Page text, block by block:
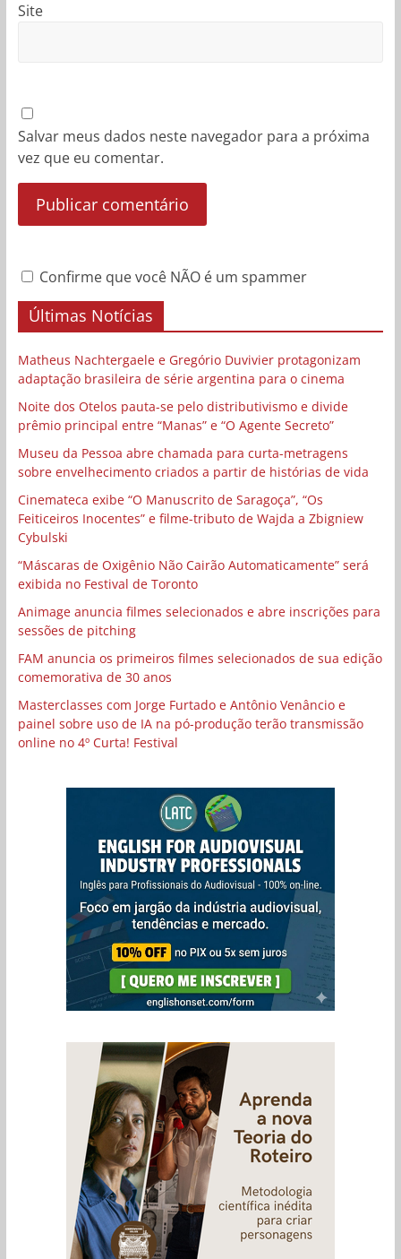
Site
Salvar meus dados neste navegador para a próxima
vez que eu comentar.
Confirme que você NÃO é um spammer
Últimas Notícias
Matheus Nachtergaele e Gregório Duvivier protagonizam
adaptação brasileira de série argentina para o cinema
Noite dos Otelos pauta-se pelo distributivismo e divide
prêmio principal entre “Manas” e “O Agente Secreto”
Museu da Pessoa abre chamada para curta-metragens
sobre envelhecimento criados a partir de histórias de vida
Cinemateca exibe “O Manuscrito de Saragoça”, “Os
Feiticeiros Inocentes” e filme-tributo de Wajda a Zbigniew
Cybulski
“Máscaras de Oxigênio Não Cairão Automaticamente” será
exibida no Festival de Toronto
Animage anuncia filmes selecionados e abre inscrições para
sessões de pitching
FAM anuncia os primeiros filmes selecionados de sua edição
comemorativa de 30 anos
Masterclasses com Jorge Furtado e Antônio Venâncio e
painel sobre uso de IA na pó-produção terão transmissão
online no 4º Curta! Festival